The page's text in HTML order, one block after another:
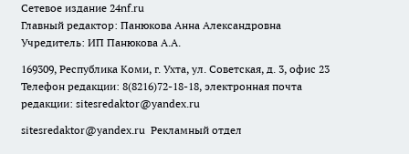
Сетевое издание 24nf.ru
Главный редактор: Панюкова Анна Александровна
Учредитель: ИП Панюкова А.А.
169309, Республика Коми, г. Ухта, ул. Советская, д. 3, офис 23
Телефон редакции: 8(8216)72-18-18, электронная почта
редакции: sitesredaktor@yandex.ru
sitesredaktor@yandex.ru Рекламный отдел